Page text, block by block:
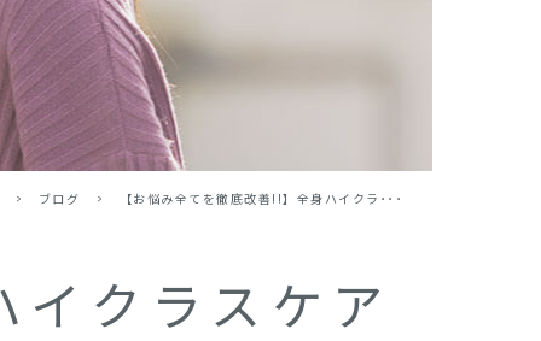
> ブログ > 【お悩み全てを徹底改善!!】全身ハイクラ･･･
イクラスケア